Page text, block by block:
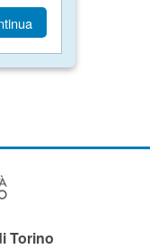
Torino